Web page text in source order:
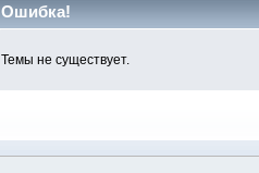
Ошибка!
Темы не существует.